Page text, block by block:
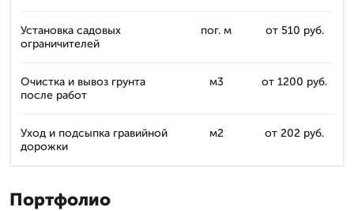
Установка садовых
ограничителей
пог. м от 510 руб.
Очистка и вывоз грунта
после работ
м3 от 1200 руб.
Уход и подсыпка гравийной
дорожки
м2 от 202 руб.
Портфолио